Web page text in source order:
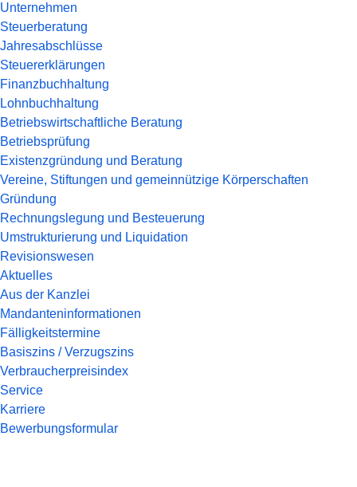
Unternehmen
Steuerberatung
Jahresabschlüsse
Steuererklärungen
Finanzbuchhaltung
Lohnbuchhaltung
Betriebswirtschaftliche Beratung
Betriebsprüfung
Existenzgründung und Beratung
Vereine, Stiftungen und gemeinnützige Körperschaften
Gründung
Rechnungslegung und Besteuerung
Umstrukturierung und Liquidation
Revisionswesen
Aktuelles
Aus der Kanzlei
Mandanteninformationen
Fälligkeitstermine
Basiszins / Verzugszins
Verbraucherpreisindex
Service
Karriere
Bewerbungsformular